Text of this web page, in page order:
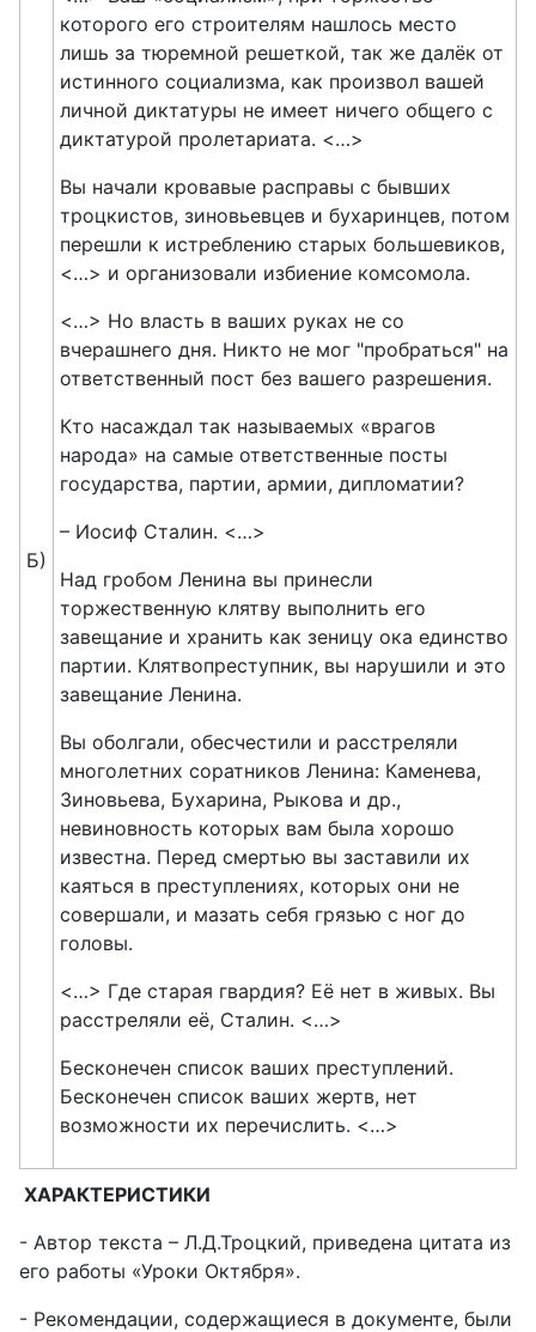
Б)
которого его строителям нашлось место
лишь за тюремной решеткой, так же далёк от
истинного социализма, как произвол вашей
личной диктатуры не имеет ничего общего с
диктатурой пролетариата. <…>
Вы начали кровавые расправы с бывших
троцкистов, зиновьевцев и бухаринцев, потом
перешли к истреблению старых большевиков,
<…> и организовали избиение комсомола.
<…> Но власть в ваших руках не со
вчерашнего дня. Никто не мог "пробраться" на
ответственный пост без вашего разрешения.
Кто насаждал так называемых «врагов
народа» на самые ответственные посты
государства, партии, армии, дипломатии?
– Иосиф Сталин. <…>
Над гробом Ленина вы принесли
торжественную клятву выполнить его
завещание и хранить как зеницу ока единство
партии. Клятвопреступник, вы нарушили и это
завещание Ленина.
Вы оболгали, обесчестили и расстреляли
многолетних соратников Ленина: Каменева,
Зиновьева, Бухарина, Рыкова и др.,
невиновность которых вам была хорошо
известна. Перед смертью вы заставили их
каяться в преступлениях, которых они не
совершали, и мазать себя грязью с ног до
головы.
<…> Где старая гвардия? Её нет в живых. Вы
расстреляли её, Сталин. <…>
Бесконечен список ваших преступлений.
Бесконечен список ваших жертв, нет
возможности их перечислить. <…>
ХАРАКТЕРИСТИКИ
- Автор текста – Л.Д.Троцкий, приведена цитата из
его работы «Уроки Октября».
- Рекомендации, содержащиеся в документе, были